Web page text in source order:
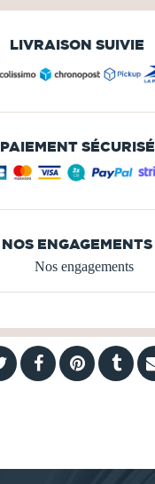
LIVRAISON SUIVIE
PAIEMENT SÉCURISÉ
NOS ENGAGEMENTS